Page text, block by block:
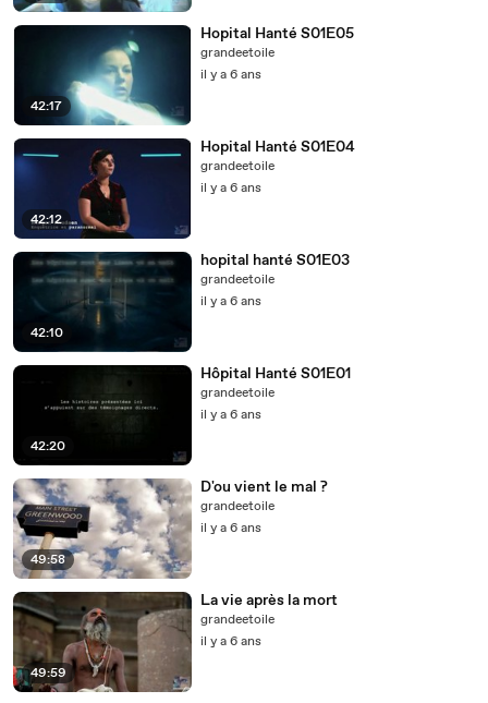
42:17
Hopital Hanté S01E05
grandeetoile
il y a 6 ans
42:12
Hopital Hanté S01E04
grandeetoile
il y a 6 ans
42:10
hopital hanté S01E03
grandeetoile
il y a 6 ans
42:20
Hôpital Hanté S01E01
grandeetoile
il y a 6 ans
49:58
D'ou vient le mal ?
grandeetoile
il y a 6 ans
49:59
La vie après la mort
grandeetoile
il y a 6 ans